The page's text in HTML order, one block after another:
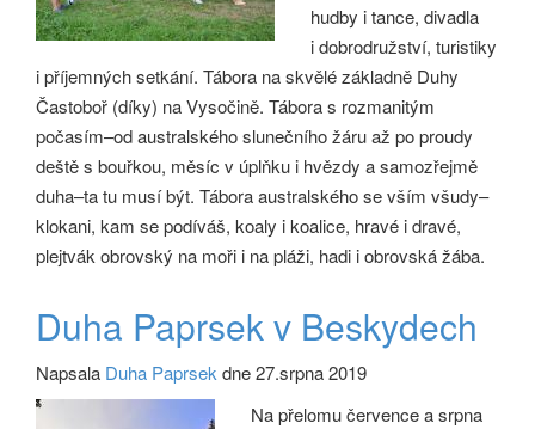
hudby i tance, divadla
i dobrodružství, turistiky
i příjemných setkání. Tábora na skvělé základně Duhy
Častoboř (díky) na Vysočině. Tábora s rozmanitým
počasím–od australského slunečního žáru až po proudy
deště s bouřkou, měsíc v úplňku i hvězdy a samozřejmě
duha–ta tu musí být. Tábora australského se vším všudy–
klokani, kam se podíváš, koaly i koalice, hravé i dravé,
plejtvák obrovský na moři i na pláži, hadi i obrovská žába.
Duha Paprsek v Beskydech
Napsala Duha Paprsek dne 27.srpna 2019
Na přelomu července a srpna